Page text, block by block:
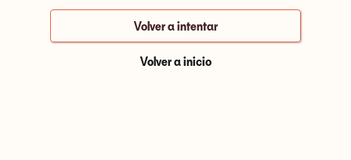
Volver a intentar
Volver a inicio